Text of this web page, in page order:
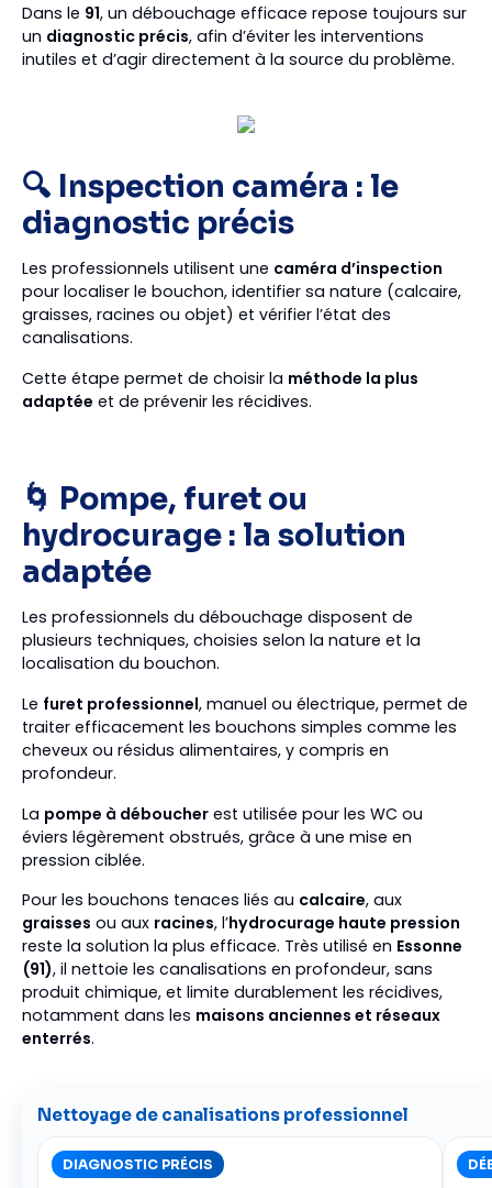
Dans le 91, un débouchage efficace repose toujours sur
un diagnostic précis, afin d’éviter les interventions
inutiles et d’agir directement à la source du problème.
🔍 Inspection caméra : le
diagnostic précis
Les professionnels utilisent une caméra d’inspection
pour localiser le bouchon, identifier sa nature (calcaire,
graisses, racines ou objet) et vérifier l’état des
canalisations.
Cette étape permet de choisir la méthode la plus
adaptée et de prévenir les récidives.
🌀 Pompe, furet ou
hydrocurage : la solution
adaptée
Les professionnels du débouchage disposent de
plusieurs techniques, choisies selon la nature et la
localisation du bouchon.
Le furet professionnel, manuel ou électrique, permet de
traiter efficacement les bouchons simples comme les
cheveux ou résidus alimentaires, y compris en
profondeur.
La pompe à déboucherest utilisée pour les WC ou
éviers légèrement obstrués, grâce à une mise en
pression ciblée.
Pour les bouchons tenaces liés au calcaire, aux
graisses ou aux racines, l’hydrocurage haute pression
reste la solution la plus efficace. Très utilisé en Essonne
(91), il nettoie les canalisations en profondeur, sans
produit chimique, et limite durablement les récidives,
notamment dans les maisons anciennes et réseaux
enterrés.
Nettoyage de canalisations professionnel
DIAGNOSTIC PRÉCIS